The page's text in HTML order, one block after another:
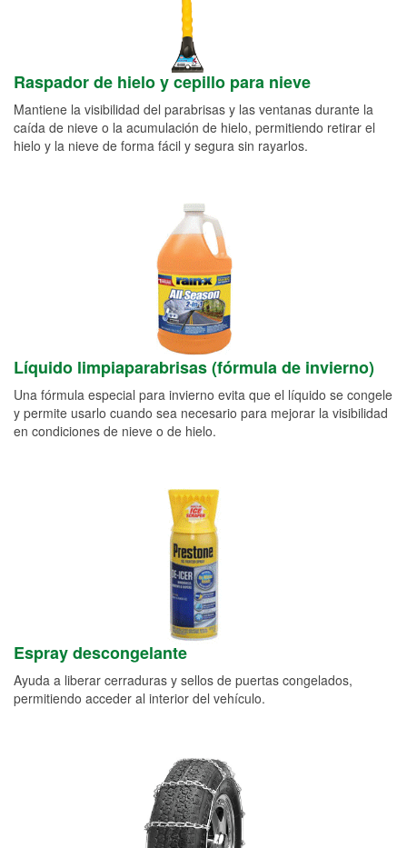
Raspador de hielo y cepillo para nieve
Mantiene la visibilidad del parabrisas y las ventanas durante la
caída de nieve o la acumulación de hielo, permitiendo retirar el
hielo y la nieve de forma fácil y segura sin rayarlos.
Líquido limpiaparabrisas (fórmula de invierno)
Una fórmula especial para invierno evita que el líquido se congele
y permite usarlo cuando sea necesario para mejorar la visibilidad
en condiciones de nieve o de hielo.
Espray descongelante
Ayuda a liberar cerraduras y sellos de puertas congelados,
permitiendo acceder al interior del vehículo.